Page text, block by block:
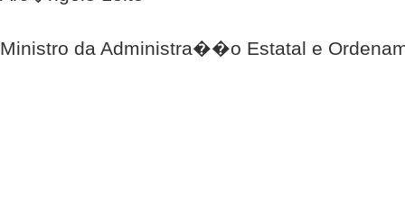
Ministro da Administra��o Estatal e